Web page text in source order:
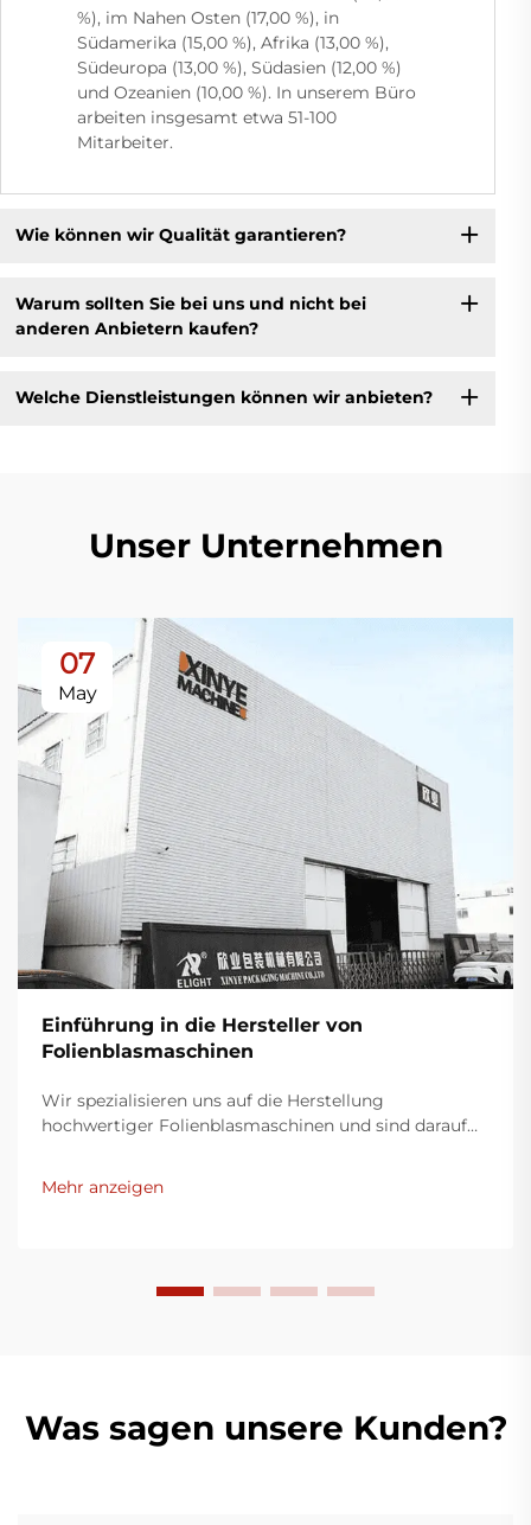
%), im Nahen Osten (17,00 %), in
Südamerika (15,00 %), Afrika (13,00 %),
Südeuropa (13,00 %), Südasien (12,00 %)
und Ozeanien (10,00 %). In unserem Büro
arbeiten insgesamt etwa 51-100
Mitarbeiter.
Wie können wir Qualität garantieren?
Warum sollten Sie bei uns und nicht bei
anderen Anbietern kaufen?
Welche Dienstleistungen können wir anbieten?
Unser Unternehmen
07
May
Einführung in die Hersteller von
Folienblasmaschinen
Wir spezialisieren uns auf die Herstellung
hochwertiger Folienblasmaschinen und sind darauf
Kunststoffverpackungsindustrie bereitzustellen.
Unsere Folienblasmaschinen nutzen moderne
Mehr anzeigen
Was sagen unsere Kunden?